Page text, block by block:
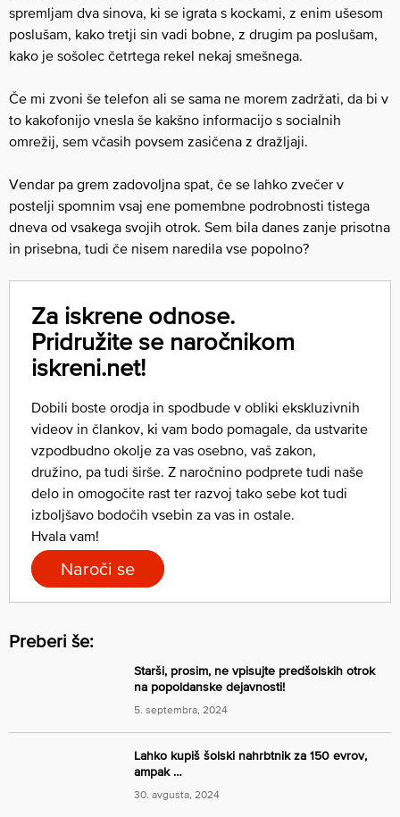
spremljam dva sinova, ki se igrata s kockami, z enim ušesom
poslušam, kako tretji sin vadi bobne, z drugim pa poslušam,
kako je sošolec četrtega rekel nekaj smešnega.
Če mi zvoni še telefon ali se sama ne morem zadržati, da bi v
to kakofonijo vnesla še kakšno informacijo s socialnih
omrežij, sem včasih povsem zasičena z dražljaji.
Vendar pa grem zadovoljna spat, če se lahko zvečer v
postelji spomnim vsaj ene pomembne podrobnosti tistega
dneva od vsakega svojih otrok. Sem bila danes zanje prisotna
in prisebna, tudi če nisem naredila vse popolno?
Za iskrene odnose.
Pridružite se naročnikom
iskreni.net!
Dobili boste orodja in spodbude v obliki ekskluzivnih
videov in člankov, ki vam bodo pomagale, da ustvarite
vzpodbudno okolje za vas osebno, vaš zakon,
družino, pa tudi širše. Z naročnino podprete tudi naše
delo in omogočite rast ter razvoj tako sebe kot tudi
izboljšavo bodočih vsebin za vas in ostale.
Hvala vam!
Naroči se
Preberi še:
Starši, prosim, ne vpisujte predšolskih otrok
na popoldanske dejavnosti!
5. septembra, 2024
Lahko kupiš šolski nahrbtnik za 150 evrov,
ampak …
30. avgusta, 2024